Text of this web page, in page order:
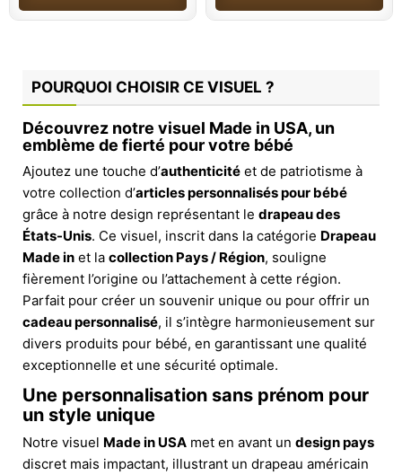
POURQUOI CHOISIR CE VISUEL ?
Découvrez notre visuel Made in USA, un
emblème de fierté pour votre bébé
Ajoutez une touche d’authenticité et de patriotisme à
votre collection d’articles personnalisés pour bébé
grâce à notre design représentant le drapeau des
États-Unis. Ce visuel, inscrit dans la catégorie Drapeau
Made in et la collection Pays / Région, souligne
fièrement l’origine ou l’attachement à cette région.
Parfait pour créer un souvenir unique ou pour offrir un
cadeau personnalisé, il s’intègre harmonieusement sur
divers produits pour bébé, en garantissant une qualité
exceptionnelle et une sécurité optimale.
Une personnalisation sans prénom pour
un style unique
Notre visuel Made in USA met en avant un design pays
discret mais impactant, illustrant un drapeau américain